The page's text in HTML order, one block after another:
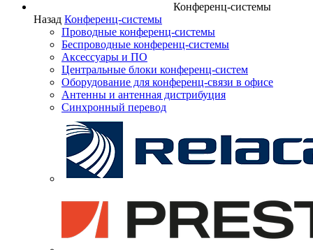
Конференц-системы
Назад Конференц-системы
Проводные конференц-системы
Беспроводные конференц-системы
Аксессуары и ПО
Центральные блоки конференц-систем
Оборудование для конференц-связи в офисе
Антенны и антенная дистрибуция
Синхронный перевод